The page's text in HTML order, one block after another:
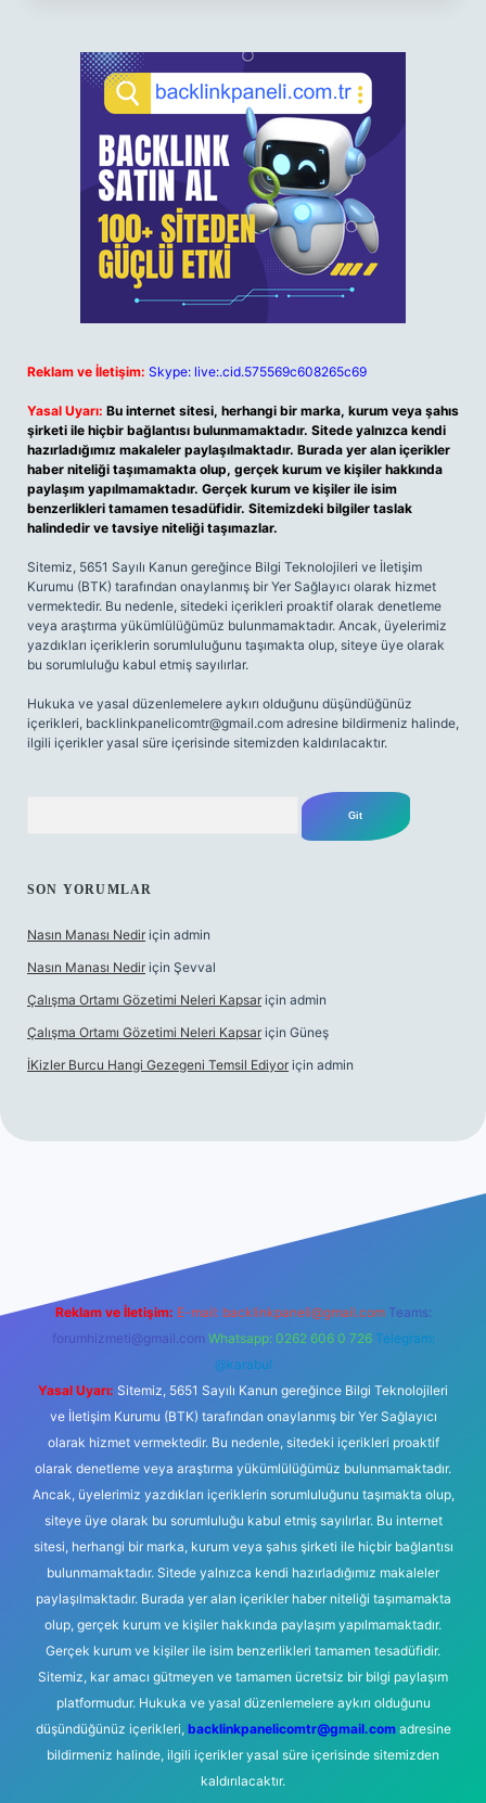
Reklam ve İletişim: Skype: live:.cid.575569c608265c69
Yasal Uyarı: Bu internet sitesi, herhangi bir marka, kurum veya şahıs
şirketi ile hiçbir bağlantısı bulunmamaktadır. Sitede yalnızca kendi
hazırladığımız makaleler paylaşılmaktadır. Burada yer alan içerikler
haber niteliği taşımamakta olup, gerçek kurum ve kişiler hakkında
paylaşım yapılmamaktadır. Gerçek kurum ve kişiler ile isim
benzerlikleri tamamen tesadüfidir. Sitemizdeki bilgiler taslak
halindedir ve tavsiye niteliği taşımazlar.
Sitemiz, 5651 Sayılı Kanun gereğince Bilgi Teknolojileri ve İletişim
Kurumu (BTK) tarafından onaylanmış bir Yer Sağlayıcı olarak hizmet
vermektedir. Bu nedenle, sitedeki içerikleri proaktif olarak denetleme
veya araştırma yükümlülüğümüz bulunmamaktadır. Ancak, üyelerimiz
yazdıkları içeriklerin sorumluluğunu taşımakta olup, siteye üye olarak
bu sorumluluğu kabul etmiş sayılırlar.
Hukuka ve yasal düzenlemelere aykırı olduğunu düşündüğünüz
içerikleri, backlinkpanelicomtr@gmail.com adresine bildirmeniz halinde,
ilgili içerikler yasal süre içerisinde sitemizden kaldırılacaktır.
SON YORUMLAR
Nasın Manası Nedir için admin
Nasın Manası Nedir için Şevval
Çalışma Ortamı Gözetimi Neleri Kapsar için admin
Çalışma Ortamı Gözetimi Neleri Kapsar için Güneş
İKizler Burcu Hangi Gezegeni Temsil Ediyor için admin
Reklam ve İletişim: E-mail: backlinkpaneli@gmail.com Teams:
forumhizmeti@gmail.com Whatsapp: 0262 606 0 726 Telegram:
@karabul
Yasal Uyarı: Sitemiz, 5651 Sayılı Kanun gereğince Bilgi Teknolojileri
ve İletişim Kurumu (BTK) tarafından onaylanmış bir Yer Sağlayıcı
olarak hizmet vermektedir. Bu nedenle, sitedeki içerikleri proaktif
olarak denetleme veya araştırma yükümlülüğümüz bulunmamaktadır.
Ancak, üyelerimiz yazdıkları içeriklerin sorumluluğunu taşımakta olup,
siteye üye olarak bu sorumluluğu kabul etmiş sayılırlar. Bu internet
sitesi, herhangi bir marka, kurum veya şahıs şirketi ile hiçbir bağlantısı
bulunmamaktadır. Sitede yalnızca kendi hazırladığımız makaleler
paylaşılmaktadır. Burada yer alan içerikler haber niteliği taşımamakta
olup, gerçek kurum ve kişiler hakkında paylaşım yapılmamaktadır.
Gerçek kurum ve kişiler ile isim benzerlikleri tamamen tesadüfidir.
Sitemiz, kar amacı gütmeyen ve tamamen ücretsiz bir bilgi paylaşım
platformudur. Hukuka ve yasal düzenlemelere aykırı olduğunu
düşündüğünüz içerikleri, backlinkpanelicomtr@gmail.comadresine
bildirmeniz halinde, ilgili içerikler yasal süre içerisinde sitemizden
kaldırılacaktır.